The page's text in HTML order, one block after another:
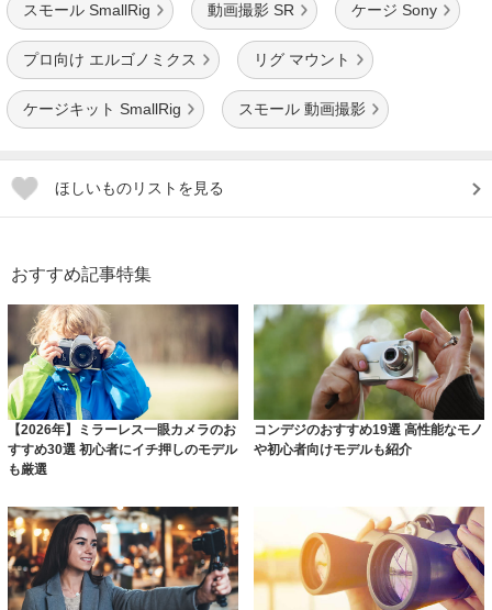
スモール SmallRig 動画撮影 SR ケージ Sony
プロ向け エルゴノミクス リグ マウント
ケージキット SmallRig スモール 動画撮影
ほしいものリストを見る
おすすめ記事特集
【2026年】ミラーレス一眼カメラのお
すすめ30選 初心者にイチ押しのモデル
も厳選
コンデジのおすすめ19選 高性能なモノ
や初心者向けモデルも紹介